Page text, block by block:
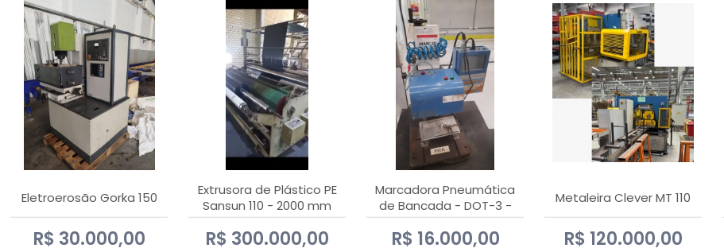
Eletroerosão Gorka 150
R$ 30.000,00
Extrusora de Plástico PE
Sansun 110 - 2000 mm
R$ 300.000,00
Marcadora Pneumática
de Bancada - DOT-3 -
Usada
R$ 16.000,00
Metaleira Clever MT 110
R$ 120.000,00